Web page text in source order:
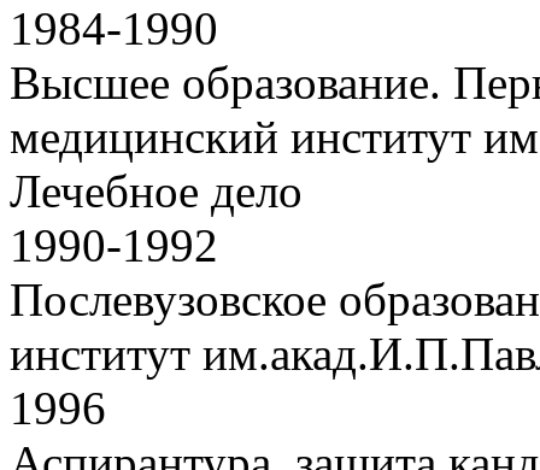
1984-1990
Высшее образование.
медицинский институт
Лечебное дело
1990-1992
Послевузовское
институт
1996